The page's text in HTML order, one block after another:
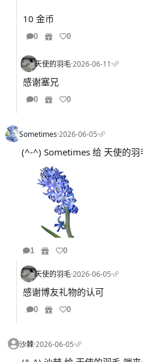
10 金币
0 0
天使的羽毛·2026-06-11·
感谢塞兄
0 0
Sometimes·2026-06-05·
(^-^) Sometimes 给 天使的羽
1 0
天使的羽毛·2026-06-05·
感谢博友礼物的认可
0 0
沙棘·2026-06-05·